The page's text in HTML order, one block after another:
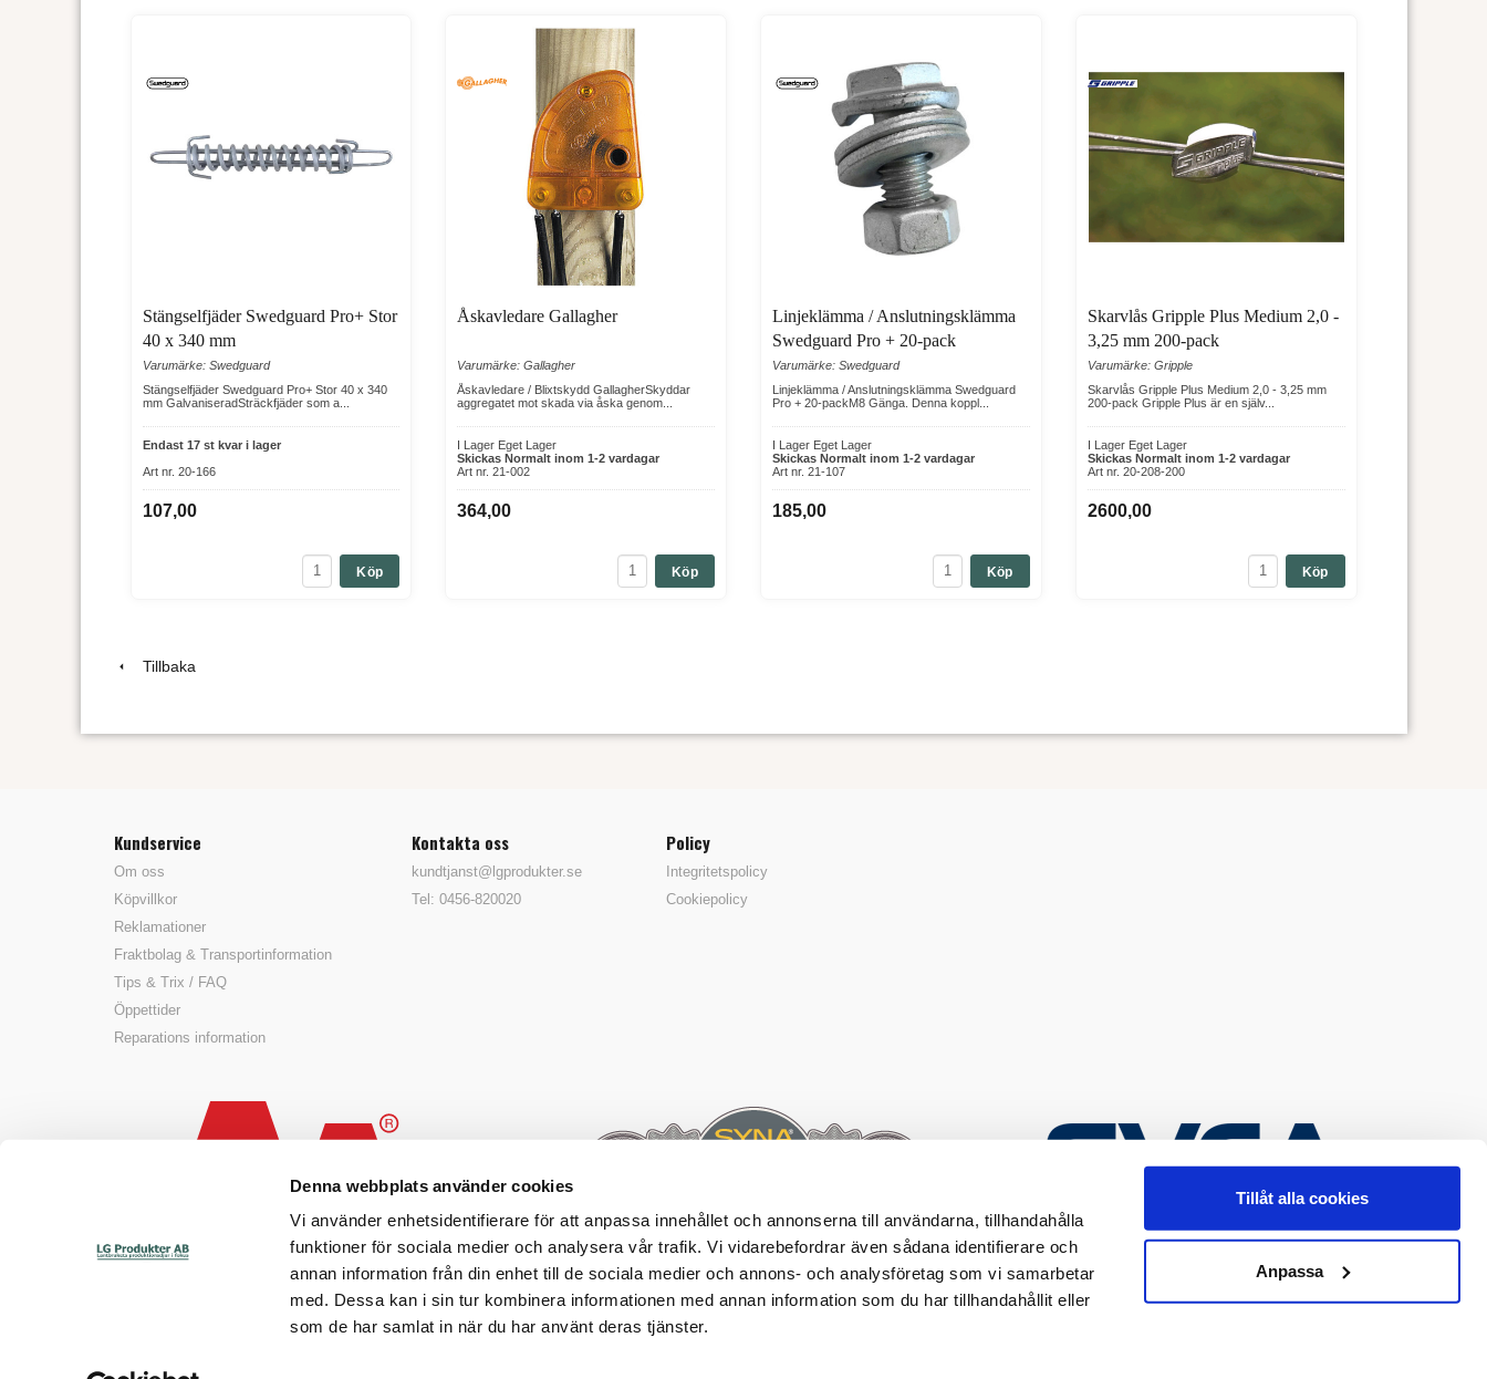
Denna webbplats använder cookies
Vi använder enhetsidentifierare för att anpassa innehållet och annonserna till användarna, tillhandahålla
funktioner för sociala medier och analysera vår trafik. Vi vidarebefordrar även sådana identifierare och
annan information från din enhet till de sociala medier och annons- och analysföretag som vi samarbetar
med. Dessa kan i sin tur kombinera informationen med annan information som du har tillhandahållit eller
som de har samlat in när du har använt deras tjänster.
Tillåt alla cookies
Anpassa
Stängselfjäder Swedguard Pro+ Stor
40 x 340 mm
Varumärke: Swedguard
Stängselfjäder Swedguard Pro+ Stor 40 x 340
mm GalvaniseradSträckfjäder som a...
Endast 17 st kvar i lager
Art nr. 20-166
107,00
Köp
Åskavledare Gallagher
Varumärke: Gallagher
Åskavledare / Blixtskydd GallagherSkyddar
aggregatet mot skada via åska genom...
I Lager Eget Lager
Skickas Normalt inom 1-2 vardagar
Art nr. 21-002
364,00
Köp
Linjeklämma / Anslutningsklämma
Swedguard Pro + 20-pack
Varumärke: Swedguard
Linjeklämma / Anslutningsklämma Swedguard
Pro + 20-packM8 Gänga. Denna koppl...
I Lager Eget Lager
Skickas Normalt inom 1-2 vardagar
Art nr. 21-107
185,00
Köp
Skarvlås Gripple Plus Medium 2,0 -
3,25 mm 200-pack
Varumärke: Gripple
Skarvlås Gripple Plus Medium 2,0 - 3,25 mm
200-pack Gripple Plus är en själv...
I Lager Eget Lager
Skickas Normalt inom 1-2 vardagar
Art nr. 20-208-200
2600,00
Köp
Tillbaka
Kundservice
Om oss
Köpvillkor
Reklamationer
Fraktbolag & Transportinformation
Tips & Trix / FAQ
Öppettider
Reparations information
Kontakta oss
kundtjanst@lgprodukter.se
Tel: 0456-820020
Policy
Integritetspolicy
Cookiepolicy